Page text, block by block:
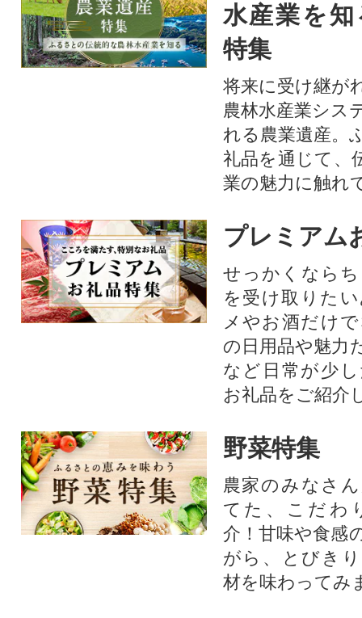
水産業を
特集
将来に受け継が
農林水産業シス
れる農業遺産。
礼品を通じて、
業の魅力に触れ
プレミアム
せっかくなら
を受け取りた
メやお酒だけ
の日用品や魅力
など日常が少
お礼品をご紹介
野菜特集
農家のみなさ
てた、こだわ
介！甘味や食感
がら、とびき
材を味わってみ